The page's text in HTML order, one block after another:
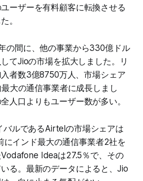
ーザーを有料顧客に転換させる
。
の間に、他の事業から330億ドル
てJioの市場を拡大しました。リ
者数3億8750万人、市場シェア
大の通信事業者に成長しまし
人口よりもユーザー数が多い。
バルであるAirtelの市場シェアは
にインド最大の通信事業者2社を
Ideaは27.5％で、その
る。最新のデータによると、Jio